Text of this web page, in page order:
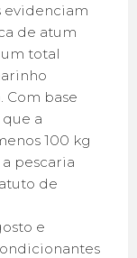
evidenciam
de atum
total
Com base
a
100 kg
pescaria
de
e